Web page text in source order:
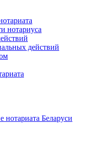
нотариуса
действий
нотариата Беларуси